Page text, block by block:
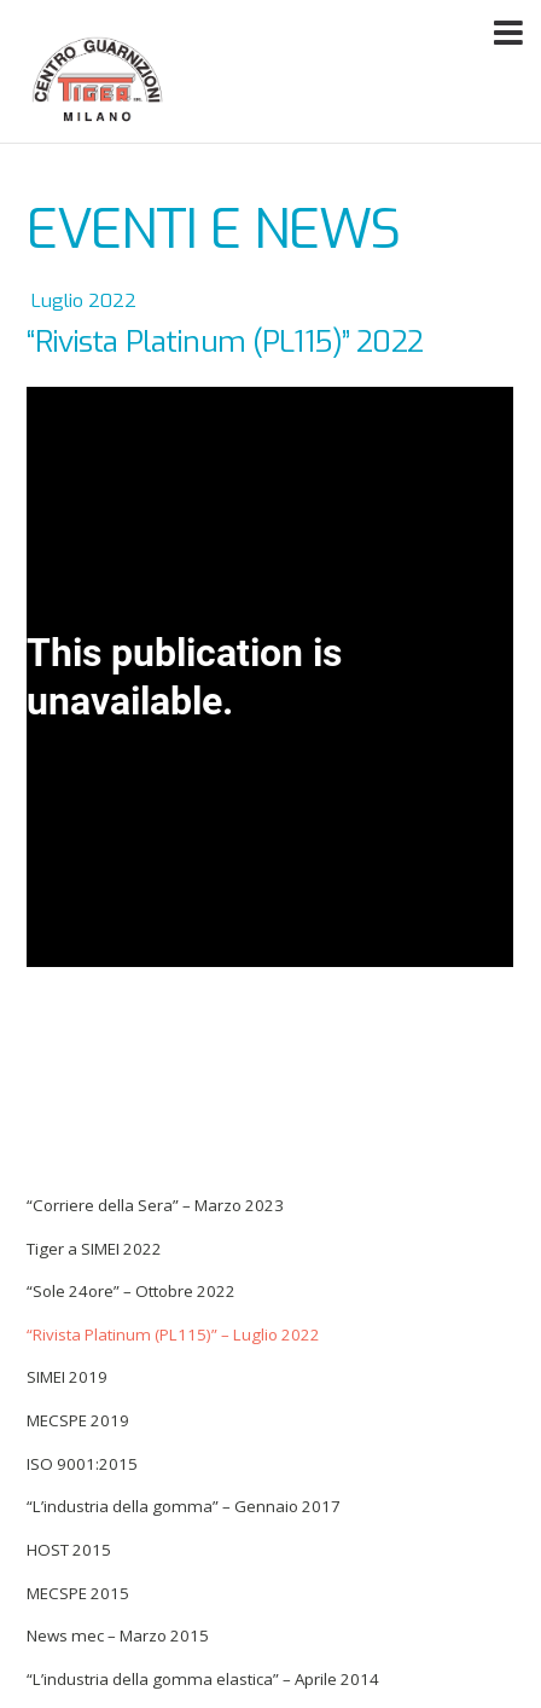
EVENTI E NEWS
Luglio 2022
“Rivista Platinum (PL115)” 2022
“Corriere della Sera” – Marzo 2023
Tiger a SIMEI 2022
“Sole 24ore” – Ottobre 2022
“Rivista Platinum (PL115)” – Luglio 2022
SIMEI 2019
MECSPE 2019
ISO 9001:2015
“L’industria della gomma” – Gennaio 2017
HOST 2015
MECSPE 2015
News mec – Marzo 2015
“L’industria della gomma elastica” – Aprile 2014